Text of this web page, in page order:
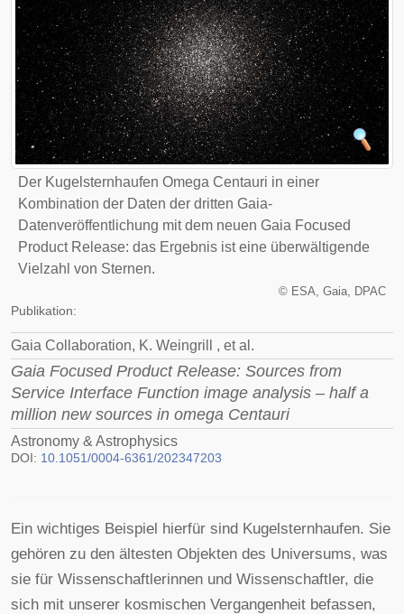
Der Kugelsternhaufen Omega Centauri in einer
Kombination der Daten der dritten Gaia-
Datenveröffentlichung mit dem neuen Gaia Focused
Product Release: das Ergebnis ist eine überwältigende
Vielzahl von Sternen.
© ESA, Gaia, DPAC
Publikation:
Gaia Collaboration, K. Weingrill , et al.
Gaia Focused Product Release: Sources from
Service Interface Function image analysis – half a
million new sources in omega Centauri
Astronomy & Astrophysics
DOI: 10.1051/0004-6361/202347203
Ein wichtiges Beispiel hierfür sind Kugelsternhaufen. Sie
gehören zu den ältesten Objekten des Universums, was
sie für Wissenschaftlerinnen und Wissenschaftler, die
sich mit unserer kosmischen Vergangenheit befassen,